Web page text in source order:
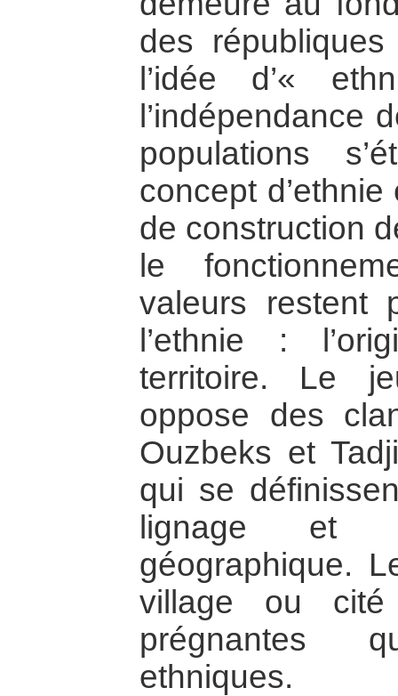
des
l’idée d’«
l’indépendance
populations
concept
de construction
le
valeurs restent
l’ethnie :
territoire. Le
oppose des
Ouzbeks et
qui se
lignage et
géographique.
village ou
prégnantes
ethniques.